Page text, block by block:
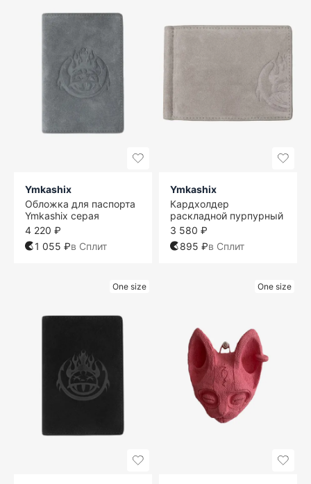
Ymkashix
Обложка для паспорта
Ymkashix серая
4 220 ₽
1 055 ₽в Сплит
Ymkashix
Кардхолдер
раскладной пурпурный
3 580 ₽
895 ₽в Сплит
One size One size